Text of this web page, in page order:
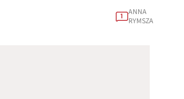
1
ANNA
RYMSZA